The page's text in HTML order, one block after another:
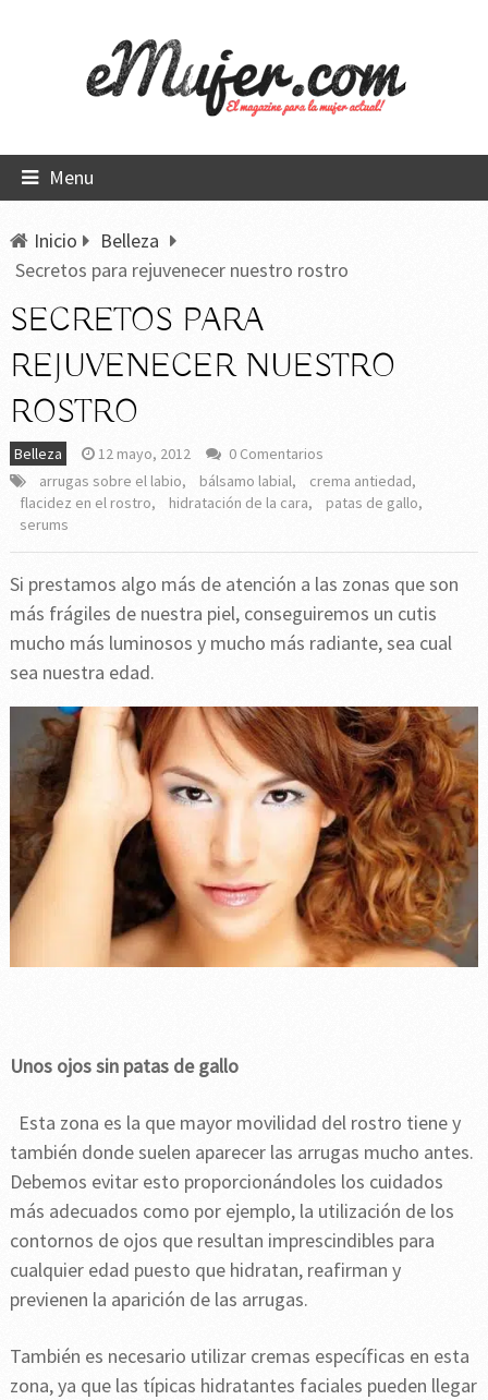
Menu
Inicio
Belleza
Secretos para rejuvenecer nuestro rostro
SECRETOS PARA
REJUVENECER NUESTRO
ROSTRO
Belleza 12 mayo, 2012
0 Comentarios
arrugas sobre el labio, bálsamo labial, crema antiedad,
flacidez en el rostro, hidratación de la cara, patas de gallo,
serums
Si prestamos algo más de atención a las zonas que son
más frágiles de nuestra piel, conseguiremos un cutis
mucho más luminosos y mucho más radiante, sea cual
sea nuestra edad.
Unos ojos sin patas de gallo
Esta zona es la que mayor movilidad del rostro tiene y
también donde suelen aparecer las arrugas mucho antes.
Debemos evitar esto proporcionándoles los cuidados
más adecuados como por ejemplo, la utilización de los
contornos de ojos que resultan imprescindibles para
cualquier edad puesto que hidratan, reafirman y
previenen la aparición de las arrugas.
También es necesario utilizar cremas específicas en esta
zona, ya que las típicas hidratantes faciales pueden llegar